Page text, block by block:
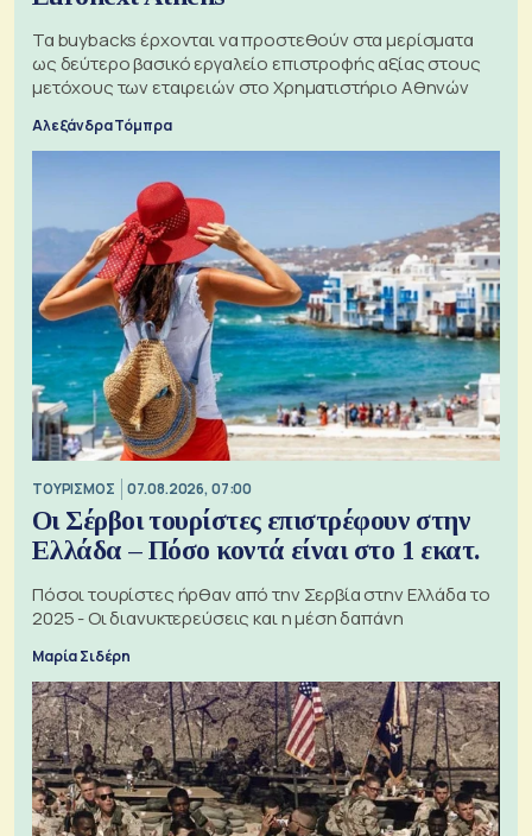
Τα buybacks έρχονται να προστεθούν στα μερίσματα
ως δεύτερο βασικό εργαλείο επιστροφής αξίας στους
μετόχους των εταιρειών στο Χρηματιστήριο Αθηνών
Αλεξάνδρα Τόμπρα
ΤΟΥΡΙΣΜΟΣ 07.08.2026, 07:00
Οι Σέρβοι τουρίστες επιστρέφουν στην
Ελλάδα – Πόσο κοντά είναι στο 1 εκατ.
Πόσοι τουρίστες ήρθαν από την Σερβία στην Ελλάδα το
2025 - Οι διανυκτερεύσεις και η μέση δαπάνη
Μαρία Σιδέρη